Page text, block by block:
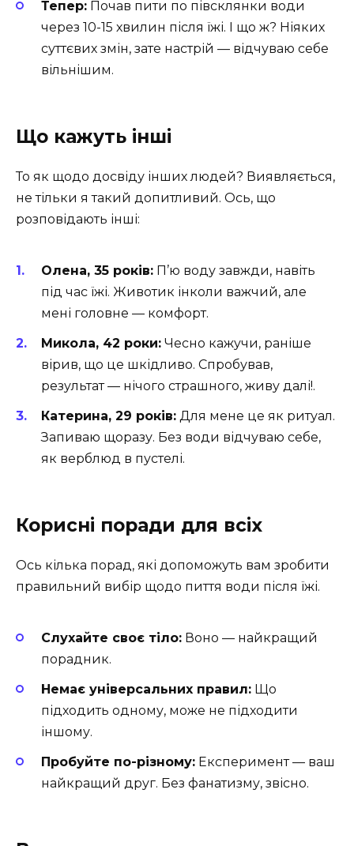
Тепер: Почав пити по півсклянки води
через 10-15 хвилин після їжі. І що ж? Ніяких
суттєвих змін, зате настрій — відчуваю себе
вільнішим.
Що кажуть інші
То як щодо досвіду інших людей? Виявляється,
не тільки я такий допитливий. Ось, що
розповідають інші:
Олена, 35 років: П’ю воду завжди, навіть
під час їжі. Животик інколи важчий, але
мені головне — комфорт.
Микола, 42 роки: Чесно кажучи, раніше
вірив, що це шкідливо. Спробував,
результат — нічого страшного, живу далі!.
Катерина, 29 років: Для мене це як ритуал.
Запиваю щоразу. Без води відчуваю себе,
як верблюд в пустелі.
Корисні поради для всіх
Ось кілька порад, які допоможуть вам зробити
правильний вибір щодо пиття води після їжі.
Слухайте своє тіло: Воно — найкращий
порадник.
Немає універсальних правил: Що
підходить одному, може не підходити
іншому.
Пробуйте по-різному: Експеримент — ваш
найкращий друг. Без фанатизму, звісно.